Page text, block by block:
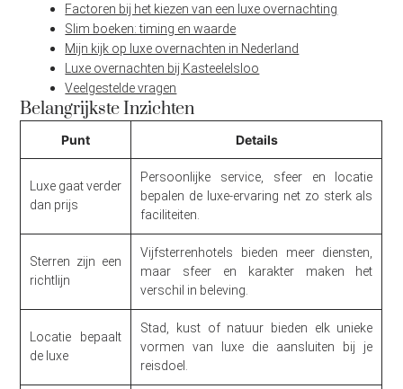
Factoren bij het kiezen van een luxe overnachting
Slim boeken: timing en waarde
Mijn kijk op luxe overnachten in Nederland
Luxe overnachten bij Kasteelelsloo
Veelgestelde vragen
Belangrijkste Inzichten
Punt Details
Luxe gaat verder
dan prijs
Persoonlijke service, sfeer en locatie
bepalen de luxe-ervaring net zo sterk als
faciliteiten.
Sterren zijn een
richtlijn
Vijfsterrenhotels bieden meer diensten,
maar sfeer en karakter maken het
verschil in beleving.
Locatie bepaalt
de luxe
Stad, kust of natuur bieden elk unieke
vormen van luxe die aansluiten bij je
reisdoel.